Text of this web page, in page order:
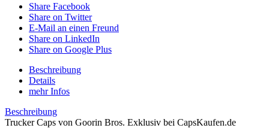
Share Facebook
Share on Twitter
E-Mail an einen Freund
Share on LinkedIn
Share on Google Plus
Beschreibung
Details
mehr Infos
Beschreibung
Trucker Caps von Goorin Bros. Exklusiv bei CapsKaufen.de